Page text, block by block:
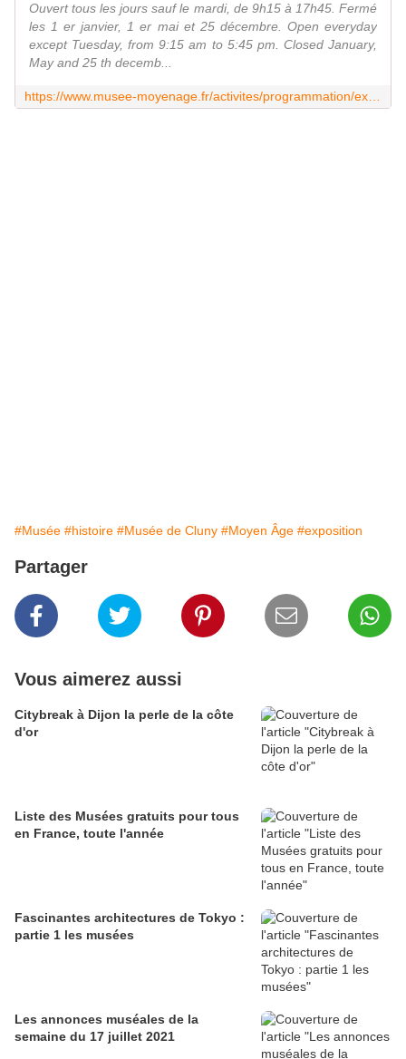
Ouvert tous les jours sauf le mardi, de 9h15 à 17h45. Fermé
les 1 er janvier, 1 er mai et 25 décembre. Open everyday
except Tuesday, from 9:15 am to 5:45 pm. Closed January,
May and 25 th decemb...
#Musée #histoire #Musée de Cluny #Moyen Âge #exposition
Partager
Vous aimerez aussi
Citybreak à Dijon la perle de la côte
d'or
Liste des Musées gratuits pour tous
en France, toute l'année
Fascinantes architectures de Tokyo :
partie 1 les musées
Les annonces muséales de la
semaine du 17 juillet 2021